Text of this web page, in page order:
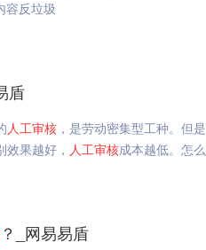
容反垃圾
盾
人工审核 ，是劳动密集型工种。但
果越好， 人工审核成本越低。怎
？_网易易盾